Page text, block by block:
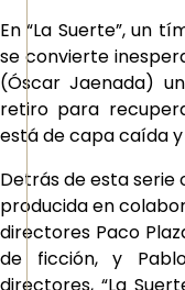
En “La Suerte”, un
se convierte
(Óscar Jaenada)
retiro para
está de capa caída
Detrás de esta serie
producida en
directores Paco
de ficción, y